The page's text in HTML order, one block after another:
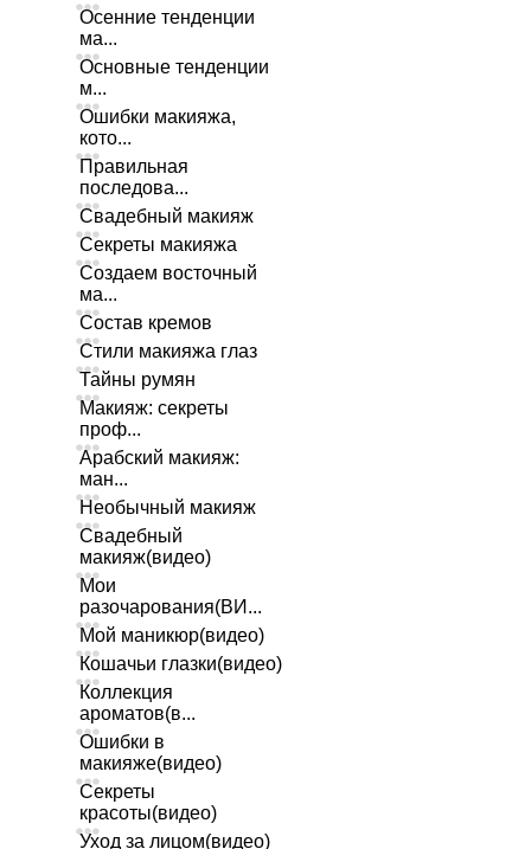
Осенние тенденции
ма...
Основные тенденции
м...
Ошибки макияжа,
кото...
Правильная
последова...
Свадебный макияж
Секреты макияжа
Создаем восточный
ма...
Состав кремов
Стили макияжа глаз
Тайны румян
Макияж: секреты
проф...
Арабский макияж:
ман...
Необычный макияж
Свадебный
макияж(видео)
Мои
разочарования(ВИ...
Мой маникюр(видео)
Кошачьи глазки(видео)
Коллекция
ароматов(в...
Ошибки в
макияже(видео)
Секреты
красоты(видео)
Уход за лицом(видео)